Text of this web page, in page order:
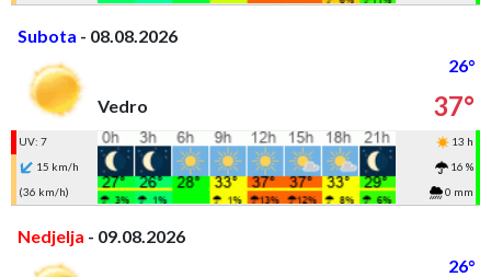
Subota - 08.08.2026
26°
Vedro
37°
UV: 7
13 h
15 km/h
16 %
(36 km/h)
0 mm
Nedjelja - 09.08.2026
26°